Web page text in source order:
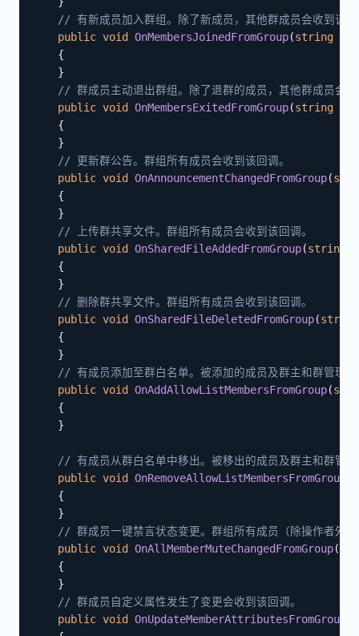
// 有新成员加入群组。除了新成员，其他群成员会收到该
public void OnMembersJoinedFromGroup(string
{
}
// 群成员主动退出群组。除了退群的成员，其他群成员会
public void OnMembersExitedFromGroup(string
{
}
// 更新群公告。群组所有成员会收到该回调。
public void OnAnnouncementChangedFromGroup(
{
}
// 上传群共享文件。群组所有成员会收到该回调。
public void OnSharedFileAddedFromGroup(string
{
}
// 删除群共享文件。群组所有成员会收到该回调。
public void OnSharedFileDeletedFromGroup(string
{
}
// 有成员添加至群白名单。被添加的成员及群主和群管理
public void OnAddAllowListMembersFromGroup(
{
}
// 有成员从群白名单中移出。被移出的成员及群主和群管
public void OnRemoveAllowListMembersFromGroup
{
}
// 群成员一键禁言状态变更。群组所有成员（除操作者外
public void OnAllMemberMuteChangedFromGroup(
{
}
// 群成员自定义属性发生了变更会收到该回调。
public void OnUpdateMemberAttributesFromGroup